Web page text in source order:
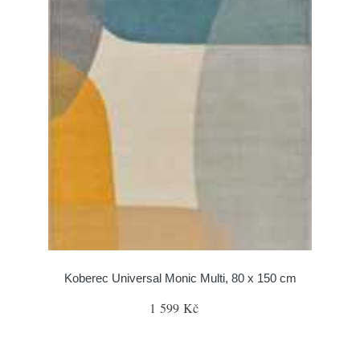
Koberec Universal Monic Multi, 80 x 150 cm
1 599 Kč